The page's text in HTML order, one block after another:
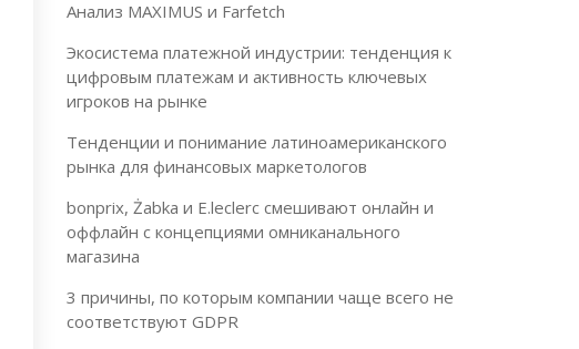
Анализ MAXIMUS и Farfetch
Экосистема платежной индустрии: тенденция к
цифровым платежам и активность ключевых
игроков на рынке
Тенденции и понимание латиноамериканского
рынка для финансовых маркетологов
bonprix, Żabka и E.leclerc смешивают онлайн и
оффлайн с концепциями омниканального
магазина
3 причины, по которым компании чаще всего не
соответствуют GDPR